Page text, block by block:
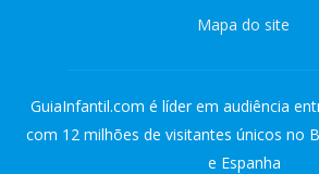
Mapa do site
GuiaInfantil.com é líder em audiência
com 12 milhões de visitantes únicos no
e Espanha